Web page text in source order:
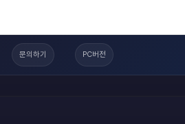
문의하기 PC버전